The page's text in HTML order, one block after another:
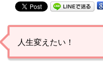
人生変えたい！